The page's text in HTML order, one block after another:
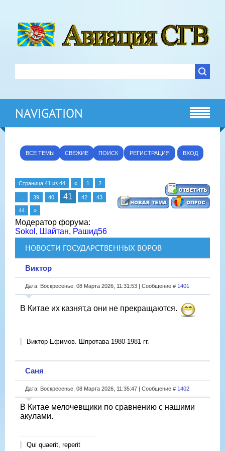
NAVIGATION
ВСЕ ТЕМЫ СВЕЖИЕ ПОИСК РЕГИСТРАЦИЯ ВХОД
Страница 41 из 44 « 1 2
39 40 41 42 43
44 »
Модератор форума:
Sokol , Шайтан, Рашид56
НОВОСТИ ГОСУДАРСТВЕННЫХ ВОРОВ
Виктор
Дата: Воскресенье, 08 Марта 2026, 11:31:53 | Сообщение # 1401
В Китае их казнят,а они не прекращаются.
Виктор Ефимов. Шпротава 1980-1981 гг.
Саня
Дата: Воскресенье, 08 Марта 2026, 11:35:47 | Сообщение # 1402
В Китае мелочевщики по сравнению с нашими
акулами.
Qui quaerit, reperit